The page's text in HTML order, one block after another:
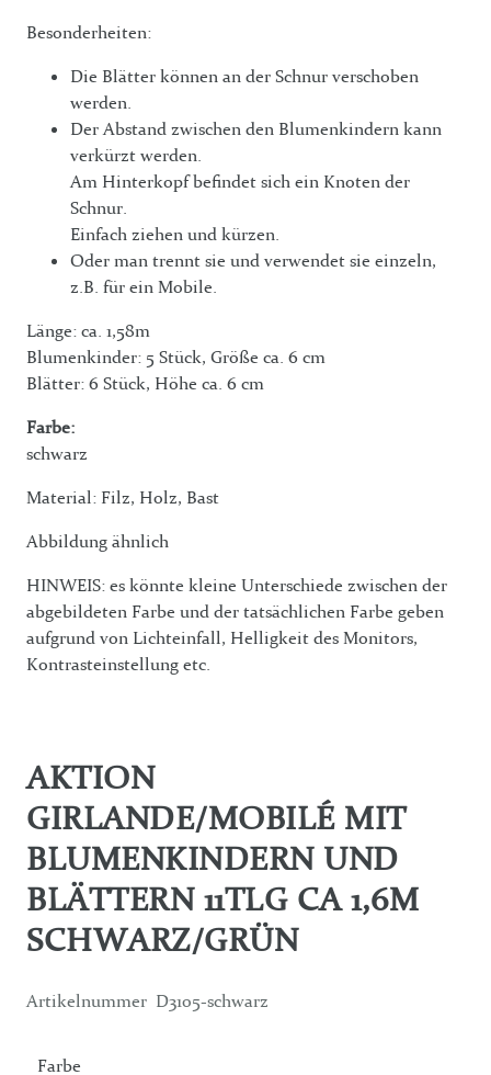
Besonderheiten:
Die Blätter können an der Schnur verschoben
werden.
Der Abstand zwischen den Blumenkindern kann
verkürzt werden.
Am Hinterkopf befindet sich ein Knoten der
Schnur.
Einfach ziehen und kürzen.
Oder man trennt sie und verwendet sie einzeln,
z.B. für ein Mobile.
Länge: ca. 1,58m
Blumenkinder: 5 Stück, Größe ca. 6 cm
Blätter: 6 Stück, Höhe ca. 6 cm
Farbe:
schwarz
Material: Filz, Holz, Bast
Abbildung ähnlich
HINWEIS: es könnte kleine Unterschiede zwischen der
abgebildeten Farbe und der tatsächlichen Farbe geben
aufgrund von Lichteinfall, Helligkeit des Monitors,
Kontrasteinstellung etc.
AKTION
GIRLANDE/MOBILÉ MIT
BLUMENKINDERN UND
BLÄTTERN 11TLG CA 1,6M
SCHWARZ/GRÜN
Artikelnummer D3105-schwarz
Farbe